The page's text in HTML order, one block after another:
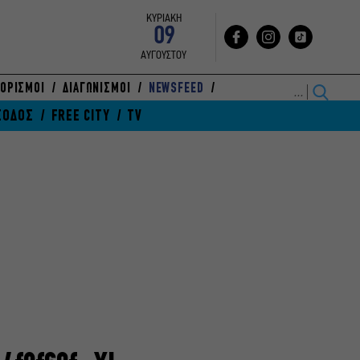
ΚΥΡΙΑΚΗ
09
ΑΥΓΟΥΣΤΟΥ
ΔΙΑΓΩΝΙΣΜΟΙ NEWSFEED
FREE CITY TV